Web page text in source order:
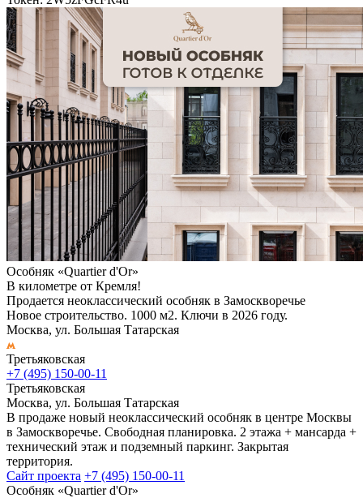
Особняк «Quartier d'Or»
В километре от Кремля!
Продается неоклассический особняк в Замоскворечье
Новое строительство. 1000 м2. Ключи в 2026 году.
Москва, ул. Большая Татарская
Третьяковская
+7 (495) 150-00-11
Третьяковская
Москва, ул. Большая Татарская
В продаже новый неоклассический особняк в центре Москвы
в Замоскворечье. Свободная планировка. 2 этажа + мансарда +
технический этаж и подземный паркинг. Закрытая
территория.
Сайт проекта +7 (495) 150-00-11
Особняк «Quartier d'Or»